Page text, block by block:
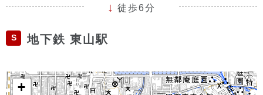
徒歩6分
S 地下鉄 東山駅
+